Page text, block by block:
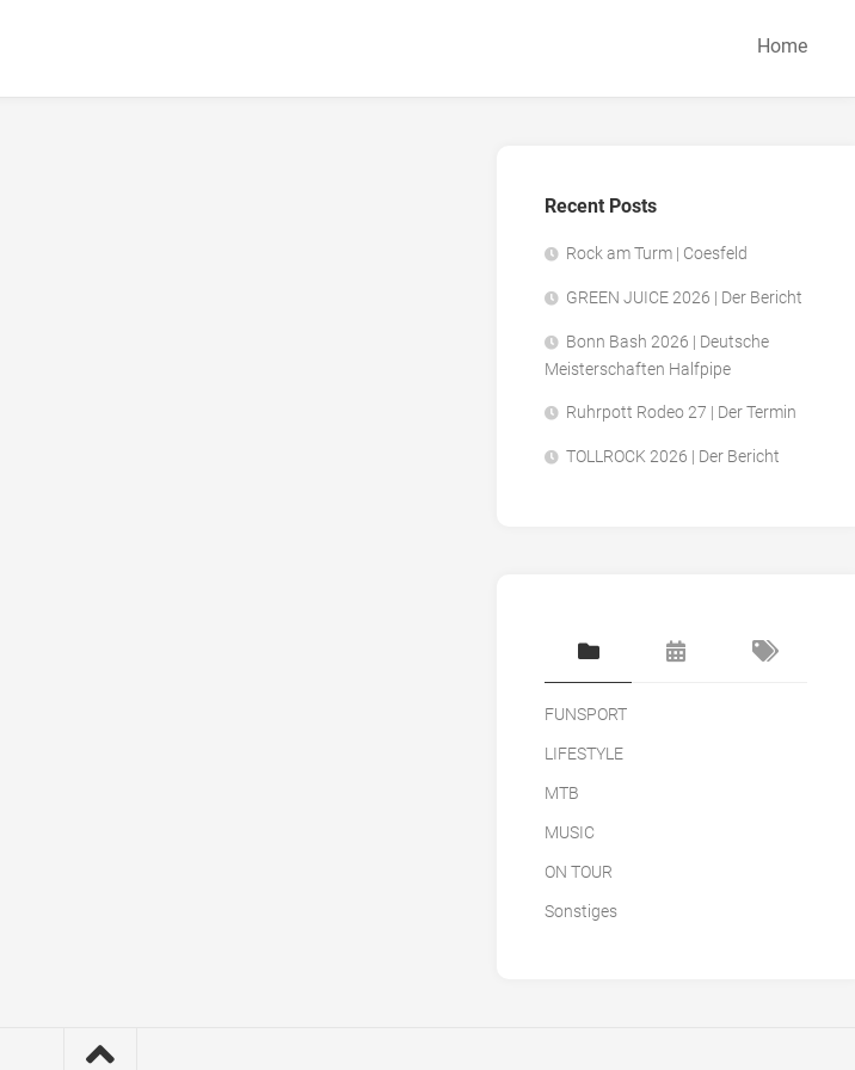
Home
Recent Posts
Rock am Turm | Coesfeld
GREEN JUICE 2026 | Der Bericht
Bonn Bash 2026 | Deutsche
Meisterschaften Halfpipe
Ruhrpott Rodeo 27 | Der Termin
TOLLROCK 2026 | Der Bericht
FUNSPORT
LIFESTYLE
MTB
MUSIC
ON TOUR
Sonstiges